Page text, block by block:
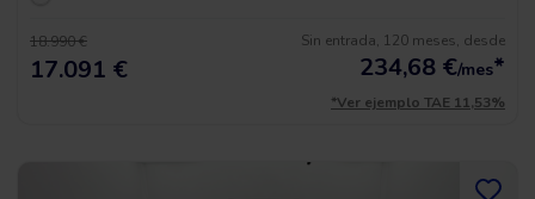
18.990 €
17.091 €
Sin entrada, 120 meses, desde
234,68 €/mes*
*Ver ejemplo TAE 11,53%